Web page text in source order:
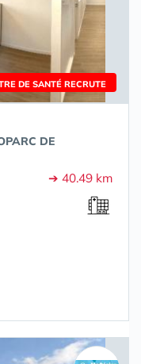
DE SANTÉ RECRUTE
DE
➔ 40.49 km